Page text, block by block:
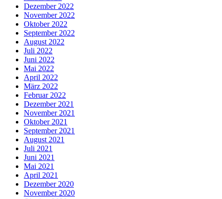
Dezember 2022
November 2022
Oktober 2022
September 2022
August 2022
Juli 2022
Juni 2022
Mai 2022
April 2022
März 2022
Februar 2022
Dezember 2021
November 2021
Oktober 2021
September 2021
August 2021
Juli 2021
Juni 2021
Mai 2021
April 2021
Dezember 2020
November 2020